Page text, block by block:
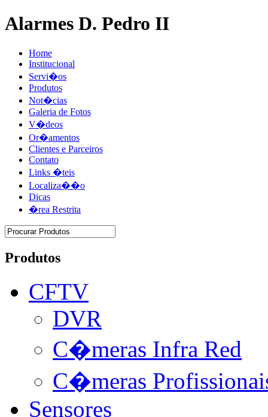
Alarmes D. Pedro II
Home
Institucional
Servi�os
Produtos
Not�cias
Galeria de Fotos
V�deos
Or�amentos
Clientes e Parceiros
Contato
Links �teis
Localiza��o
Dicas
�rea Restrita
Produtos
CFTV
DVR
C�meras Infra Red
C�meras
Sensores